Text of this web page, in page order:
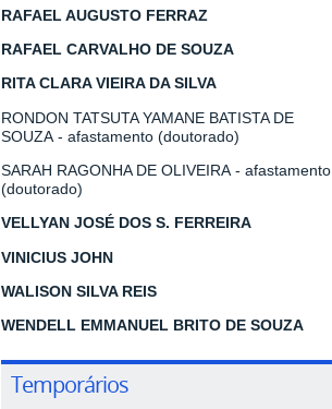
RAFAEL AUGUSTO FERRAZ
RAFAEL CARVALHO DE SOUZA
RITA CLARA VIEIRA DA SILVA
RONDON TATSUTA YAMANE BATISTA DE
SOUZA- afastamento (doutorado)
SARAH RAGONHA DE OLIVEIRA - afastamento
(doutorado)
VELLYAN JOSÉ DOS S. FERREIRA
VINICIUS JOHN
WALISON SILVA REIS
WENDELL EMMANUEL BRITO DE SOUZA
Temporários